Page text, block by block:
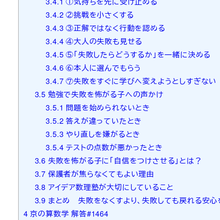
3.4.2 ②挑戦を小さくする
3.4.3 ③正解ではなく行動を認める
3.4.4 ④大人の失敗も見せる
3.4.5 ⑤「失敗したらどうするか」を一緒に決める
3.4.6 ⑥本人に選んでもらう
3.4.7 ⑦失敗をすぐに学びへ変えようとしすぎない
3.5 勉強で失敗を怖がる子への声かけ
3.5.1 問題を始められないとき
3.5.2 答えが違っていたとき
3.5.3 やり直しを嫌がるとき
3.5.4 テストの点数が悪かったとき
3.6 失敗を怖がる子に「自信をつけさせる」とは？
3.7 保護者が焦らなくてもよい理由
3.8 アイデア数理塾が大切にしていること
3.9 まとめ 失敗をなくすより、失敗しても戻れる安心
4 京の算数学 解答#1464